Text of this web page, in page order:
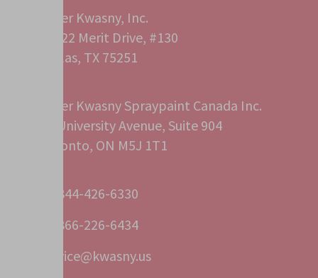
Peter Kwasny, Inc.
12222 Merit Drive, #130
Dallas, TX 75251
Peter Kwasny Spraypaint Canada Inc.
40 University Avenue, Suite 904
Toronto, ON M5J 1T1
+1 844-426-6330
+1 866-226-6434
service@kwasny.us